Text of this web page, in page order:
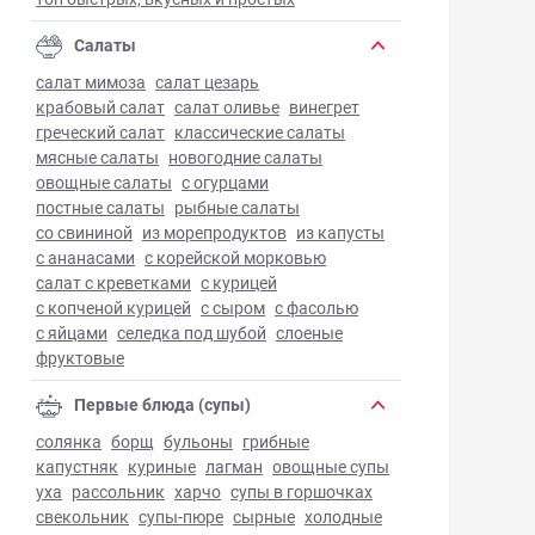
Салаты
салат мимоза салат цезарь
крабовый салат салат оливье винегрет
греческий салат классические салаты
мясные салаты новогодние салаты
овощные салаты с огурцами
постные салаты рыбные салаты
со свининой из морепродуктов из капусты
с ананасами с корейской морковью
салат с креветками с курицей
с копченой курицей с сыром с фасолью
с яйцами селедка под шубой слоеные
фруктовые
Первые блюда (супы)
солянка борщ бульоны грибные
капустняк куриные лагман овощные супы
уха рассольник харчо супы в горшочках
свекольник супы-пюре сырные холодные